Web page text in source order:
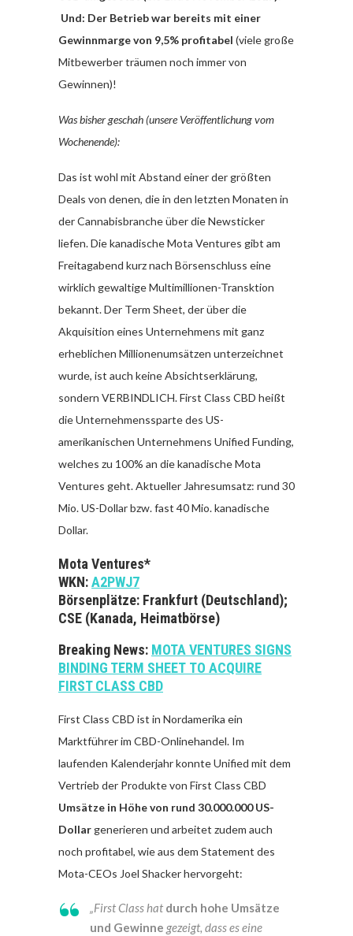
Und: Der Betrieb war bereits mit einer
Gewinnmarge von 9,5% profitabel (viele große
Mitbewerber träumen noch immer von
Gewinnen)!
Was bisher geschah (unsere Veröffentlichung vom
Wochenende):
Das ist wohl mit Abstand einer der größten
Deals von denen, die in den letzten Monaten in
der Cannabisbranche über die Newsticker
liefen. Die kanadische Mota Ventures gibt am
Freitagabend kurz nach Börsenschluss eine
wirklich gewaltige Multimillionen-Transktion
bekannt. Der Term Sheet, der über die
Akquisition eines Unternehmens mit ganz
erheblichen Millionenumsätzen unterzeichnet
wurde, ist auch keine Absichtserklärung,
sondern VERBINDLICH. First Class CBD heißt
die Unternehmenssparte des US-
amerikanischen Unternehmens Unified Funding,
welches zu 100% an die kanadische Mota
Ventures geht. Aktueller Jahresumsatz: rund 30
Mio. US-Dollar bzw. fast 40 Mio. kanadische
Dollar.
Mota Ventures*
WKN:A2PWJ7
Börsenplätze: Frankfurt (Deutschland);
CSE (Kanada, Heimatbörse)
Breaking News: MOTA VENTURES SIGNS
BINDING TERM SHEET TO ACQUIRE
FIRST CLASS CBD
First Class CBD ist in Nordamerika ein
Marktführer im CBD-Onlinehandel. Im
laufenden Kalenderjahr konnte Unified mit dem
Vertrieb der Produkte von First Class CBD
Umsätze in Höhe von rund 30.000.000 US-
Dollar generieren und arbeitet zudem auch
noch profitabel, wie aus dem Statement des
Mota-CEOs Joel Shacker hervorgeht:
„First Class hat durch hohe Umsätze
und Gewinne gezeigt, dass es eine